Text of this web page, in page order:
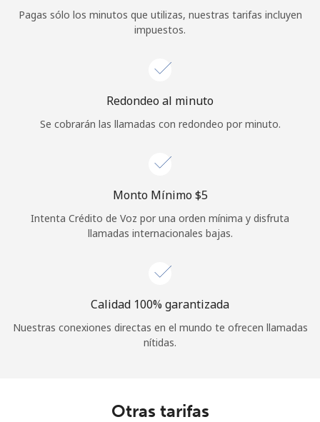
¿Olvidaste tu contraseña? →
Continuar con
Pagas sólo los minutos que utilizas, nuestras tarifas incluyen
impuestos.
Redondeo al minuto
Se cobrarán las llamadas con redondeo por minuto.
Monto Mínimo ⁦$5⁩
Intenta Crédito de Voz por una orden mínima y disfruta
llamadas internacionales bajas.
Calidad 100% garantizada
Nuestras conexiones directas en el mundo te ofrecen llamadas
nítidas.
Otras tarifas